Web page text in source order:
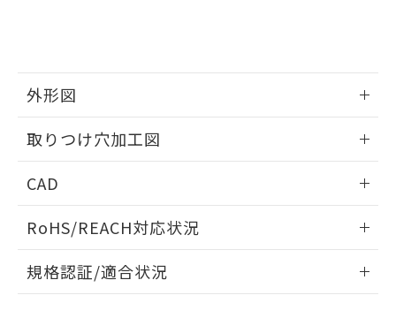
外形図
取りつけ穴加工図
CAD
ドすることができます。
ログイン/会員登録
RoHS/REACH対応状況
EU RoHS 注意事項・凡例
規格認証/適合状況
荷製品に未対応品が混在することから備考
欄に対応日を記載しておりました。
既に当社にて対応品への在庫切替を完了
していることから、特段のことがない限
り、2022年1月12日より割愛しておりま